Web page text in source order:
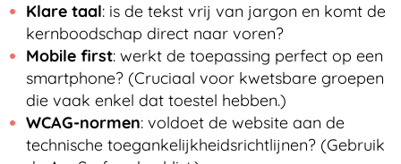
Klare taal: is de tekst vrij van jargon en komt de
kernboodschap direct naar voren?
Mobile first: werkt de toepassing perfect op een
smartphone? (Cruciaal voor kwetsbare groepen
die vaak enkel dat toestel hebben.)
WCAG-normen: voldoet de website aan de
technische toegankelijkheidsrichtlijnen? (Gebruik